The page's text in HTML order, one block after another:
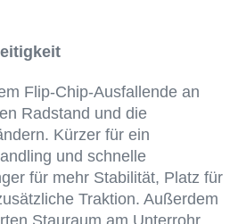
Flip-Chip-Ausfallende an
Radstand und die
Kürzer für ein
und schnelle
für mehr Stabilität, Platz für
Traktion. Außerdem